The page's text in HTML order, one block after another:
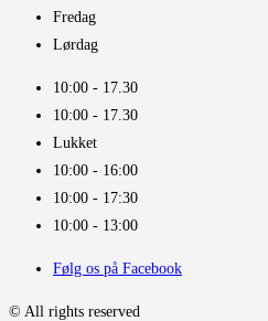
Fredag
Lørdag
10:00 - 17.30​
10:00 - 17.30​
Lukket
10:00 - 16:00​
10:00 - 17:30
10:00 - 13:00
Følg os på Facebook
© All rights reserved